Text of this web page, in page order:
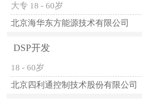
大专 18 - 60岁
北京海华东方能源技术有限公司
DSP开发
18 - 60岁
北京四利通控制技术股份有限公司